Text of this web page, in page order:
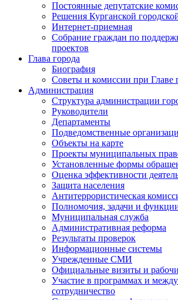
Постоянные депутатские
Решения Курганской
Интернет-приемная
Собрание граждан по
проектов
Глава города
Биография
Советы и комиссии при Главе
Администрация
Структура администрации
Руководители
Департаменты
Подведомственные
Объекты на карте
Проекты муниципальных
Установленные формы
Оценка эффективности
Защита населения
Антитеррористическая
Полномочия, задачи и
Муниципальная служба
Административная реформа
Результаты проверок
Информационные системы
Учрежденные СМИ
Официальные визиты и
Участие в программах и
сотрудничество